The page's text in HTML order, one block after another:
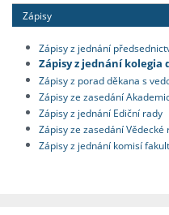
Zápisy
Zápisy z jednání
Zápisy z jednání kolegia
Zápisy z porad děkana s
Zápisy ze zasedání
Zápisy z jednání Ediční rady
Zápisy ze zasedání Vědecké
Zápisy z jednání komisí